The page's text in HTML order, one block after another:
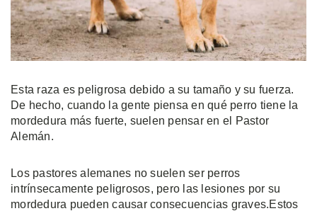
Esta raza es peligrosa debido a su tamaño y su fuerza.
De hecho, cuando la gente piensa en qué perro tiene la
mordedura más fuerte, suelen pensar en el Pastor
Alemán.
Los pastores alemanes no suelen ser perros
intrínsecamente peligrosos, pero las lesiones por su
mordedura pueden causar consecuencias graves.Estos